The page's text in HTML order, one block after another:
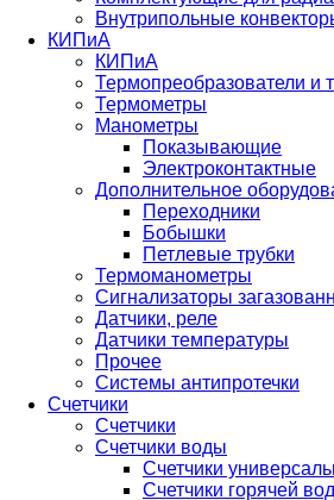
Внутрипольные
КИПиА
КИПиА
Термопреобразователи и
Термометры
Манометры
Показывающие
Электроконтактные
Дополнительное
Переходники
Бобышки
Петлевые трубки
Термоманометры
Сигнализаторы
Датчики, реле
Датчики температуры
Прочее
Системы антипротечки
Счетчики
Счетчики
Счетчики воды
Счетчики
Счетчики горячей